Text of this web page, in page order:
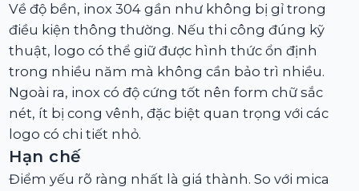
Về độ bền, inox 304 gần như không bị gỉ trong
điều kiện thông thường. Nếu thi công đúng kỹ
thuật, logo có thể giữ được hình thức ổn định
trong nhiều năm mà không cần bảo trì nhiều.
Ngoài ra, inox có độ cứng tốt nên form chữ sắc
nét, ít bị cong vênh, đặc biệt quan trọng với các
logo có chi tiết nhỏ.
Hạn chế
Điểm yếu rõ ràng nhất là giá thành. So với mica